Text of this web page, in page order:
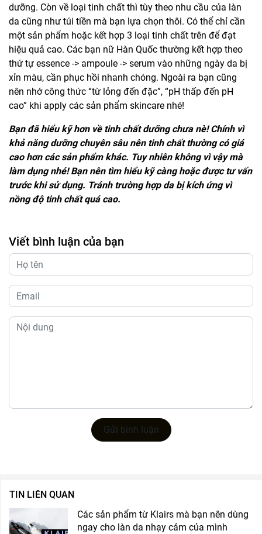
dưỡng. Còn về loại tinh chất thì tùy theo nhu cầu của làn
da cũng như túi tiền mà bạn lựa chọn thôi. Có thể chỉ cần
một sản phẩm hoặc kết hợp 3 loại tinh chất trên để đạt
hiệu quả cao. Các bạn nữ Hàn Quốc thường kết hợp theo
thứ tự essence -> ampoule -> serum vào những ngày da bị
xỉn màu, cần phục hồi nhanh chóng. Ngoài ra bạn cũng
nên nhớ công thức “từ lỏng đến đặc”, “pH thấp đến pH
cao” khi apply các sản phẩm skincare nhé!
Bạn đã hiểu kỹ hơn về tinh chất dưỡng chưa nè! Chính vì
khả năng dưỡng chuyên sâu nên tinh chất thường có giá
cao hơn các sản phẩm khác. Tuy nhiên không vì vậy mà
làm dụng nhé! Bạn nên tìm hiểu kỹ càng hoặc được tư vấn
trước khi sử dụng. Tránh trường hợp da bị kích ứng vì
nồng độ tinh chất quá cao.
Viết bình luận của bạn
Gửi bình luận
TIN LIÊN QUAN
Các sản phẩm từ Klairs mà bạn nên dùng
ngay cho làn da nhạy cảm của mình